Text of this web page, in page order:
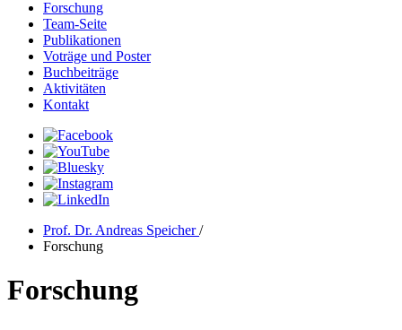
Forschung
Team-Seite
Publikationen
Voträge und Poster
Buchbeiträge
Aktivitäten
Kontakt
Prof. Dr. Andreas Speicher/
Forschung
Forschung